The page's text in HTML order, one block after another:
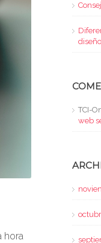
hora
TCI-
web